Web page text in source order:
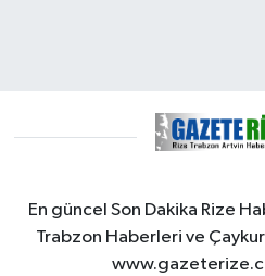
En güncel Son Dakika Rize
Trabzon Haberleri ve